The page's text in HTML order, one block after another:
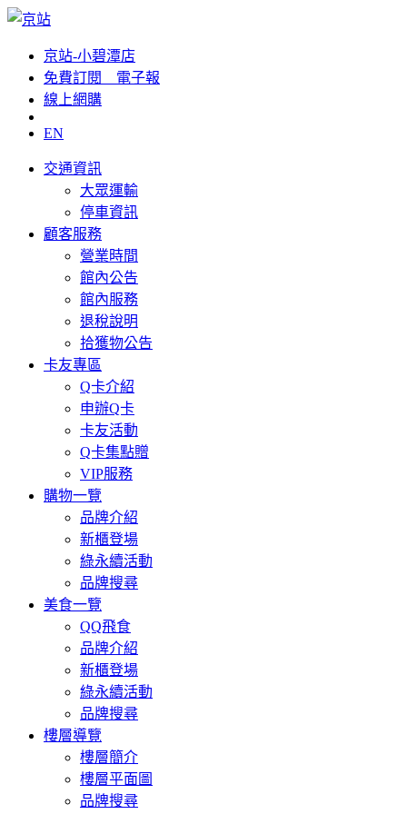
京站-小碧潭店
免費訂閱__電子報
線上網購
EN
交通資訊
大眾運輸
停車資訊
顧客服務
營業時間
館內公告
館內服務
退稅說明
拾獲物公告
卡友專區
Q卡介紹
申辦Q卡
卡友活動
Q卡集點贈
VIP服務
購物一覽
品牌介紹
新櫃登場
綠永續活動
品牌搜尋
美食一覽
QQ飛食
品牌介紹
新櫃登場
綠永續活動
品牌搜尋
樓層導覽
樓層簡介
樓層平面圖
品牌搜尋